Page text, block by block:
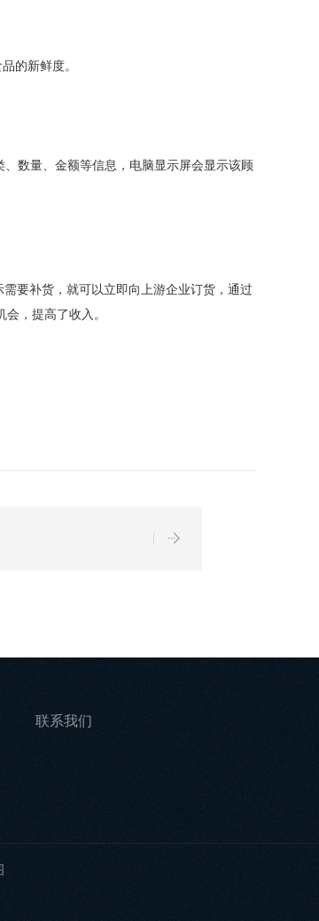
的新鲜度。
数量、金额等信息，电脑显示屏会显示该顾
要补货，就可以立即向上游企业订货，通过
，提高了收入。
联系我们